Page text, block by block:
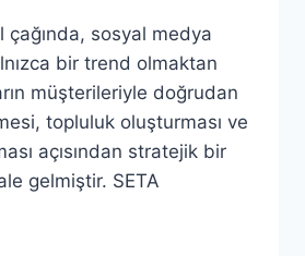
çağında, sosyal medya
bir trend olmaktan
müşterileriyle doğrudan
topluluk oluşturması ve
açısından stratejik bir
gelmiştir. SETA